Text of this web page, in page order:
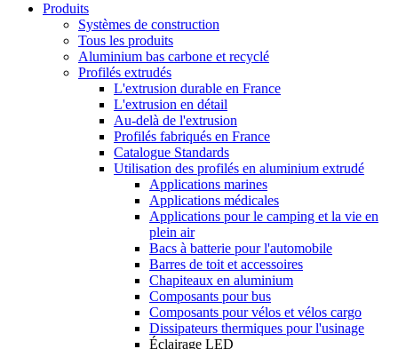
Produits
Systèmes de construction
Tous les produits
Aluminium bas carbone et recyclé
Profilés extrudés
L'extrusion durable en France
L'extrusion en détail
Au-delà de l'extrusion
Profilés fabriqués en France
Catalogue Standards
Utilisation des profilés en aluminium extrudé
Applications marines
Applications médicales
Applications pour le camping et la vie en
plein air
Bacs à batterie pour l'automobile
Barres de toit et accessoires
Chapiteaux en aluminium
Composants pour bus
Composants pour vélos et vélos cargo
Dissipateurs thermiques pour l'usinage
Éclairage LED